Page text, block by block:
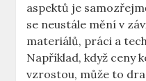
aspektů je
se‍ neustále⁢ mění v
materiálů, práci a
Například, ‍když ceny
vzrostou,⁤ může to